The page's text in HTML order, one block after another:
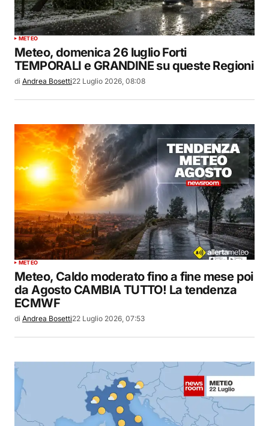
METEO
Meteo, domenica 26 luglio Forti
TEMPORALI e GRANDINE su queste Regioni
di Andrea Bosetti22 Luglio 2026, 08:08
METEO
Meteo, Caldo moderato fino a fine mese poi
da Agosto CAMBIA TUTTO! La tendenza
ECMWF
di Andrea Bosetti22 Luglio 2026, 07:53